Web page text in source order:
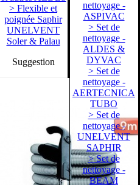
> Flexible et
poignée Saphir
UNELVENT
Soler & Palau
Suggestion
nettoyage -
ASPIVAC
> Set de
nettoyage -
ALDES &
DYVAC
> Set de
nettoyage -
AERTECNICA
TUBO
> Set de
nettoyage -
UNELVENT
SAPHIR
> Set de
nettoyage -
BEAM